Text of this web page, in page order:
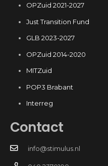
OPZuid 2021-2027
Just Transition Fund
GLB 2023-2027
OPZuid 2014-2020
MITZuid
POP3 Brabant
Interreg
Contact
info@stimulus.nl